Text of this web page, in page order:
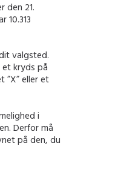
den 21.
10.313
valgsted.
kryds på
”X” eller et
i
Derfor må
på den, du